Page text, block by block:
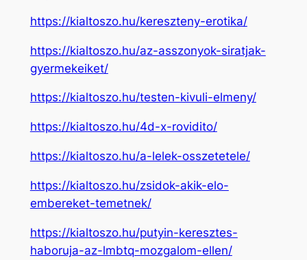
https://kialtoszo.hu/kereszteny-erotika/
https://kialtoszo.hu/az-asszonyok-siratjak-
gyermekeiket/
https://kialtoszo.hu/testen-kivuli-elmeny/
https://kialtoszo.hu/4d-x-rovidito/
https://kialtoszo.hu/a-lelek-osszetetele/
https://kialtoszo.hu/zsidok-akik-elo-
embereket-temetnek/
https://kialtoszo.hu/putyin-keresztes-
haboruja-az-lmbtq-mozgalom-ellen/